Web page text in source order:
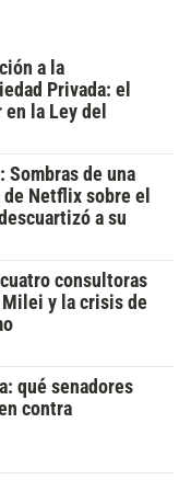
a la
Privada: el
la Ley del
de una
Netflix sobre el
a su
consultoras
y la crisis de
qué senadores
contra